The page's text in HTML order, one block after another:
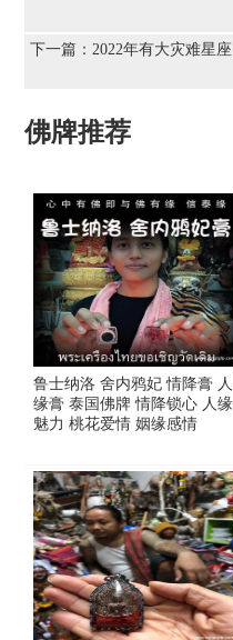
下一篇：2022年有大灾难星
佛牌推荐
鲁士纳洛 舍内鸦妃 情降膏 人
缘膏 泰国佛牌 情降锁心 人缘
魅力 桃花爱情 姻缘感情